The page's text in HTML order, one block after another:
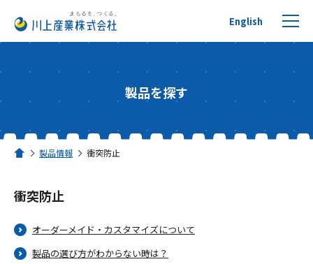
English
リサイクルへの取り組み
活用事例
製品を探す
ホーム
製品情報 衝突防止
衝突防止
オーダーメイド・カスタマイズについて
製品の選び方がわからない時は？